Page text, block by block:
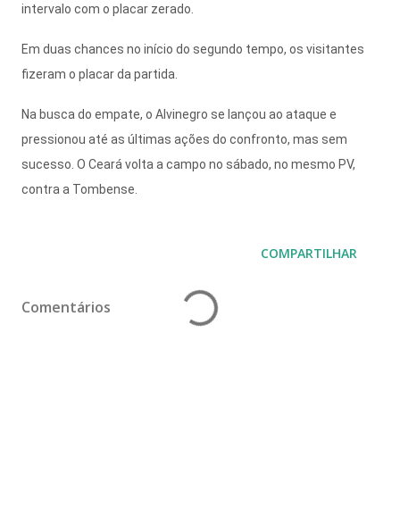
intervalo com o placar zerado.
Em duas chances no início do segundo tempo, os visitantes
fizeram o placar da partida.
Na busca do empate, o Alvinegro se lançou ao ataque e
pressionou até as últimas ações do confronto, mas sem
sucesso. O Ceará volta a campo no sábado, no mesmo PV,
contra a Tombense.
COMPARTILHAR
Comentários